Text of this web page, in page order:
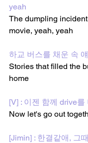
yeah
The dumpling
movie, yeah, yeah
하교 버스를 채운 속
Stories that filled the
home
[V] : 이젠 함께 drive를
Now let's go out
[Jimin] : 한결같애, 그